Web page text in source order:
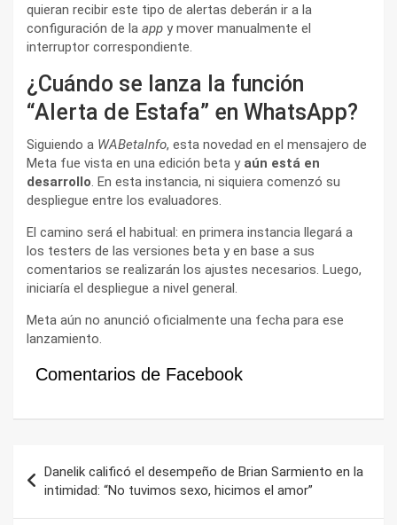
quieran recibir este tipo de alertas deberán ir a la
configuración de la app y mover manualmente el
interruptor correspondiente.
¿Cuándo se lanza la función
“Alerta de Estafa” en WhatsApp?
Siguiendo a WABetaInfo, esta novedad en el mensajero de
Meta fue vista en una edición beta y aún está en
desarrollo. En esta instancia, ni siquiera comenzó su
despliegue entre los evaluadores.
El camino será el habitual: en primera instancia llegará a
los testers de las versiones beta y en base a sus
comentarios se realizarán los ajustes necesarios. Luego,
iniciaría el despliegue a nivel general.
Meta aún no anunció oficialmente una fecha para ese
lanzamiento.
Comentarios de Facebook
de
entradas
Danelik calificó el desempeño de Brian Sarmiento en la
intimidad: “No tuvimos sexo, hicimos el amor”